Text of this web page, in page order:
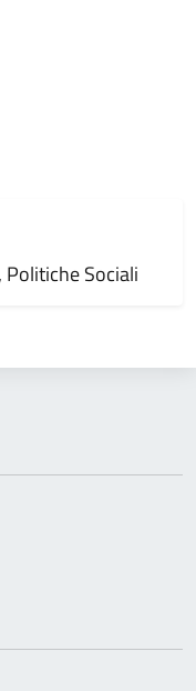
Sociali